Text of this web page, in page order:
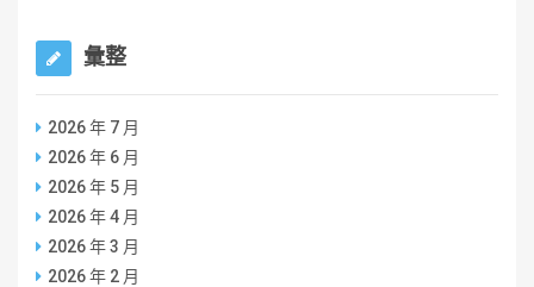
彙整
2026 年 7 月
2026 年 6 月
2026 年 5 月
2026 年 4 月
2026 年 3 月
2026 年 2 月